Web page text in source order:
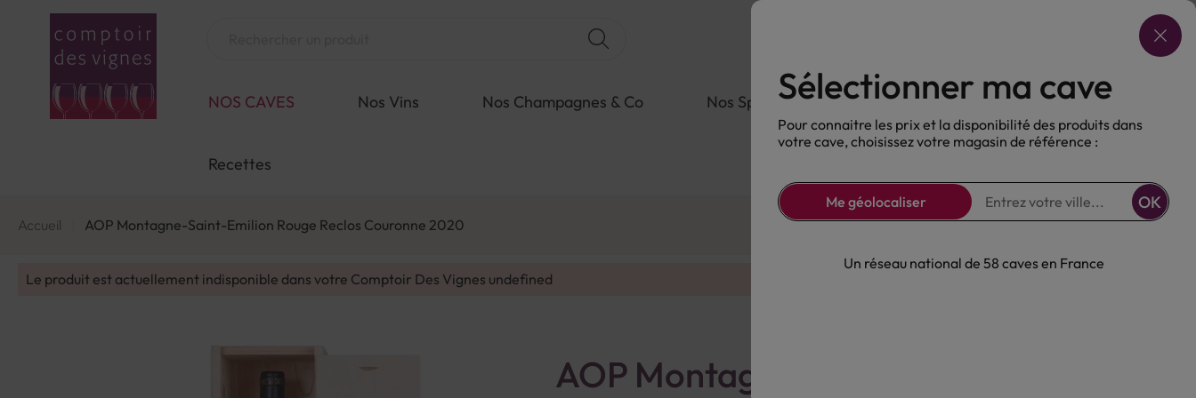
Choisir ma cave
NOS CAVES Nos Vins Nos Champagnes & Co Nos Spiritueux Nos Bières Sans alcool
Recettes
Accueil AOP Montagne-Saint-Emilion Rouge Reclos Couronne 2020
Le produit est actuellement indisponible dans votre Comptoir Des Vignes undefined
AOP Montagne-Saint-Emilion
Sélectionner ma cave
Pour connaitre les prix et la disponibilité des produits dans
votre cave, choisissez votre magasin de référence :
Me géolocaliser OK
Un réseau national de 58 caves en France